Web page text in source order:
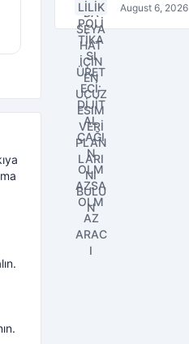
August 6, 2026